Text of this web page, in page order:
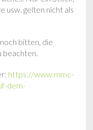
usw. gelten nicht als
bitten, die
beachten.
https://www.mmc-
dem-